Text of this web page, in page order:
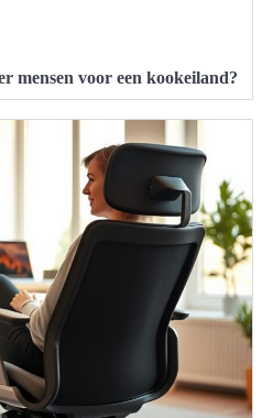
mensen voor een kookeiland?